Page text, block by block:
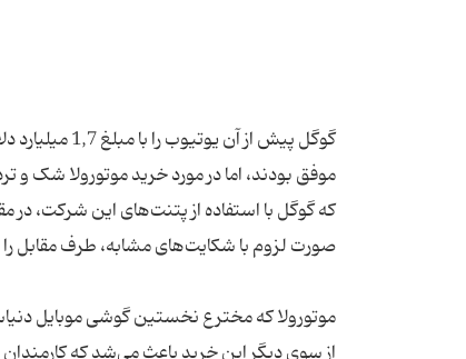
موفق بودند، اما در مورد خرید موتورولا شک
که گوگل با استفاده از پتنت‌های این شرکت،
موتورولا که مخترع نخستین گوشی موبایل